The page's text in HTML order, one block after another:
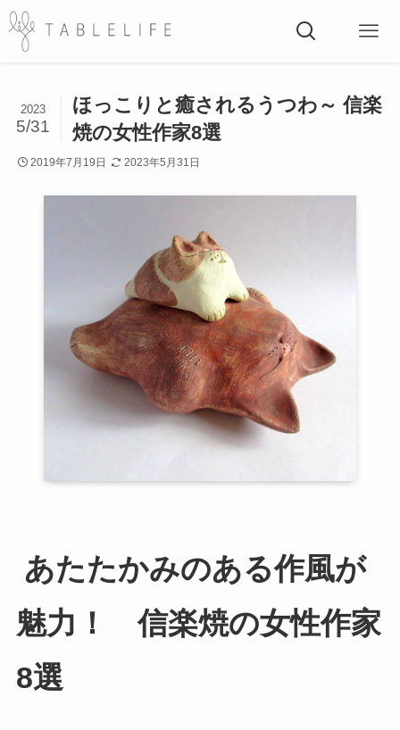
ほっこりと癒されるうつわ～ 信楽
焼の女性作家8選
2023
5/31
2019年7月19日 2023年5月31日
あたたかみのある作風が
魅力！ 信楽焼の女性作家
8選